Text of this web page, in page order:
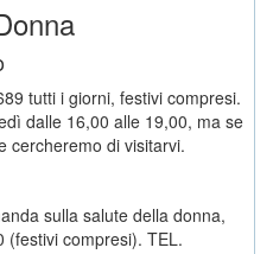
tutti i giorni, festivi compresi.
dalle 16,00 alle 19,00, ma se
cercheremo di visitarvi.
sulla salute della donna,
(festivi compresi). TEL.